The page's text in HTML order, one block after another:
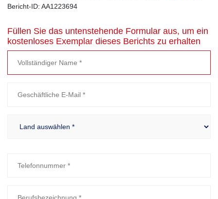
Bericht-ID: AA1223694
Füllen Sie das untenstehende Formular aus, um ein
kostenloses Exemplar dieses Berichts zu erhalten